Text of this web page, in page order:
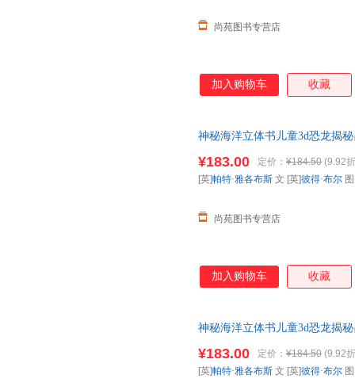
尚苑图书专营店
加入购物车 收藏
神秘海洋立体书儿童3d恐龙揭
【让您无忧购物】
¥183.00 定价： ¥184.50 (9.92
尚苑图书专营店
[英]帕特·雅各布斯 文 [英]彼得·布尔
加入购物车 收藏
神秘海洋立体书儿童3d恐龙揭
【让您无忧购物】
¥183.00 定价： ¥184.50 (9.92
[英]帕特·雅各布斯 文 [英]彼得·布尔